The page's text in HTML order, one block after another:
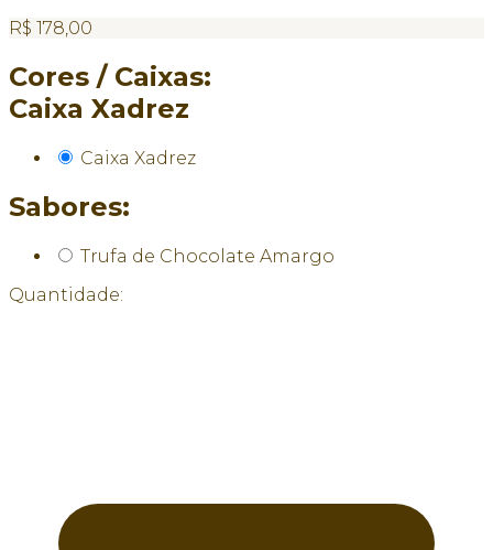
R$ 178,00
Cores / Caixas:
Caixa Xadrez
Caixa Xadrez
Sabores:
Trufa de Chocolate Amargo
Quantidade: